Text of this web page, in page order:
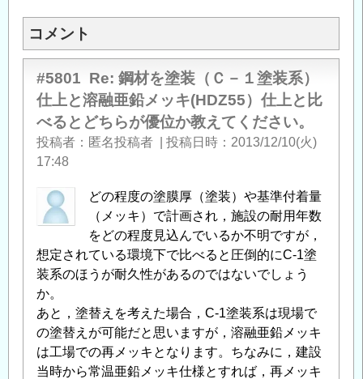
コメント
#5801 Re: 鋼材を塗装（Ｃ－１塗装系）
仕上と溶融亜鉛メッキ(HDZ55）仕上と比
べるとどちらが優位か教えてください。
投稿者 匿名投稿者 投稿日時
2013/12/10(火)
17:48
どの程度の塗膜厚（塗装）や基準付着量
（メッキ）で計画され，施設の耐用年数
をどの程度見込んでいるか不明ですが，
想定されている環境下で比べると圧倒的にC-1塗
装系のほうが耐久性があるのではないでしょう
か。
あと，塗替えを考えた場合，C-1塗装系は現場で
の塗替えが可能だと思いますが，溶融亜鉛メッキ
は工場での再メッキとなります。ちなみに，建設
当時から常温亜鉛メッキ仕様とすれば，再メッキ